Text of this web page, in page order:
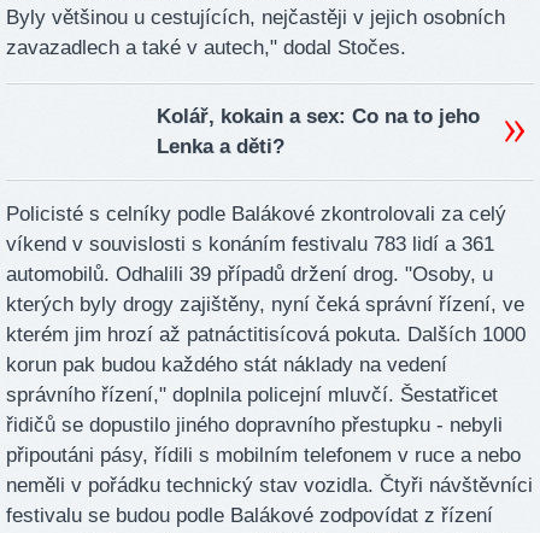
Byly většinou u cestujících, nejčastěji v jejich osobních
zavazadlech a také v autech," dodal Stočes.
Kolář, kokain a sex: Co na to jeho
Lenka a děti?
Policisté s celníky podle Balákové zkontrolovali za celý
víkend v souvislosti s konáním festivalu 783 lidí a 361
automobilů. Odhalili 39 případů držení drog. "Osoby, u
kterých byly drogy zajištěny, nyní čeká správní řízení, ve
kterém jim hrozí až patnáctitisícová pokuta. Dalších 1000
korun pak budou každého stát náklady na vedení
správního řízení," doplnila policejní mluvčí. Šestatřicet
řidičů se dopustilo jiného dopravního přestupku - nebyli
připoutáni pásy, řídili s mobilním telefonem v ruce a nebo
neměli v pořádku technický stav vozidla. Čtyři návštěvníci
festivalu se budou podle Balákové zodpovídat z řízení